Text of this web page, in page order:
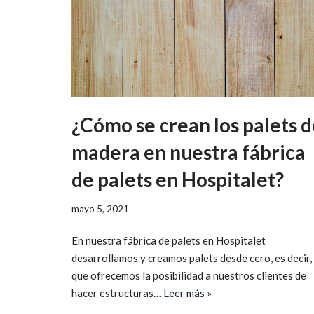
¿Cómo se crean los palets
madera en nuestra fábrica
de palets en Hospitalet?
mayo 5, 2021
En nuestra fábrica de palets en Hospitalet
desarrollamos y creamos palets desde cero, es decir,
que ofrecemos la posibilidad a nuestros clientes de
hacer estructuras… Leer más »